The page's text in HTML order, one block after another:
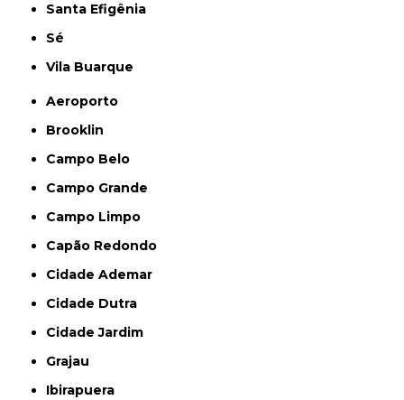
Santa Efigênia
Sé
Vila Buarque
Aeroporto
Brooklin
Campo Belo
Campo Grande
Campo Limpo
Capão Redondo
Cidade Ademar
Cidade Dutra
Cidade Jardim
Grajau
Ibirapuera